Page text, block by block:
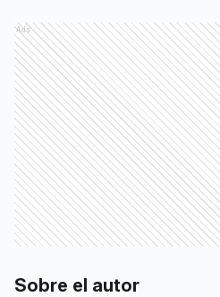
Ads
Sobre el autor